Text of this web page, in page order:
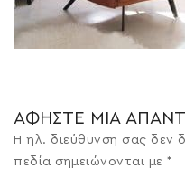
ΑΦΉΣΤΕ ΜΙΑ
Η ηλ. διεύθυνση σας δεν
πεδία σημειώνονται με *